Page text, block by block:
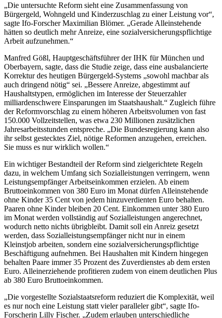
„Die untersuchte Reform sieht eine Zusammenfassung von
Bürgergeld, Wohngeld und Kinderzuschlag zu einer Leistung vor“,
sagte Ifo-Forscher Maximilian Blömer. „Gerade Alleinstehende
hätten so deutlich mehr Anreize, eine sozialversicherungspflichtige
Arbeit aufzunehmen.“
Manfred Gößl, Hauptgeschäftsführer der IHK für München und
Oberbayern, sagte, dass die Studie zeige, dass eine ausbalancierte
Korrektur des heutigen Bürgergeld-Systems „sowohl machbar als
auch dringend nötig“ sei. „Bessere Anreize, abgestimmt auf
Haushaltstypen, ermöglichen im Interesse der Steuerzahler
milliardenschwere Einsparungen im Staatshaushalt.“ Zugleich führe
der Reformvorschlag zu einem höheren Arbeitsvolumen von fast
150.000 Vollzeitstellen, was etwa 230 Millionen zusätzlichen
Jahresarbeitsstunden entspreche. „Die Bundesregierung kann also
ihr selbst gestecktes Ziel, nötige Reformen anzugehen, erreichen.
Sie muss es nur wirklich wollen.“
Ein wichtiger Bestandteil der Reform sind zielgerichtete Regeln
dazu, in welchem Umfang sich Sozialleistungen verringern, wenn
Leistungsempfänger Arbeitseinkommen erzielen. Ab einem
Bruttoeinkommen von 380 Euro im Monat dürfen Alleinstehende
ohne Kinder 35 Cent von jedem hinzuverdienten Euro behalten.
Paaren ohne Kinder bleiben 20 Cent. Einkommen unter 380 Euro
im Monat werden vollständig auf Sozialleistungen angerechnet,
wodurch netto nichts übrigbleibt. Damit soll ein Anreiz gesetzt
werden, dass Sozialleistungsempfänger nicht nur in einem
Kleinstjob arbeiten, sondern eine sozialversicherungspflichtige
Beschäftigung aufnehmen. Bei Haushalten mit Kindern hingegen
behalten Paare immer 35 Prozent des Zuverdienstes ab dem ersten
Euro. Alleinerziehende profitieren zudem von einem deutlichen Plus
ab 380 Euro Bruttoeinkommen.
„Die vorgestellte Sozialstaatsreform reduziert die Komplexität, weil
es nur noch eine Leistung statt vieler paralleler gibt“, sagte Ifo-
Forscherin Lilly Fischer. „Zudem erlauben unterschiedliche